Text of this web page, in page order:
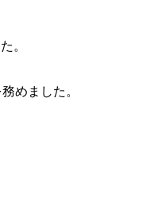
。
めました。